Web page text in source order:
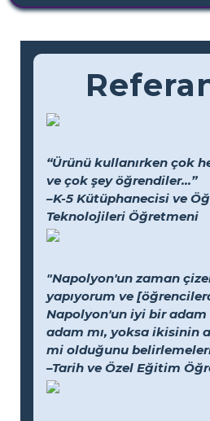
“Ürünü kullanırken çok
ve çok şey öğrendiler...”
–K-5 Kütüphanecisi ve
Teknolojileri Öğretmeni
"Napolyon'un zaman
yapıyorum ve
Napolyon'un iyi bir adam
adam mı, yoksa ikisinin
mi olduğunu
–Tarih ve Özel Eğitim